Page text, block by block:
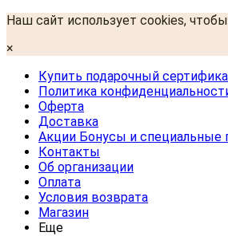
Наш сайт использует cookies,
×
Купить подарочный
Политика
Оферта
Доставка
Акции Бонусы и специальные
Контакты
Об организации
Оплата
Условия возврата
Магазин
Еще